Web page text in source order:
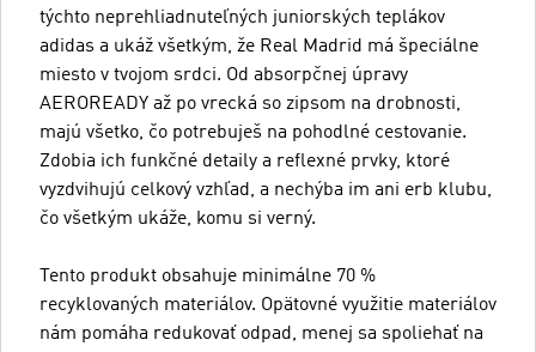
týchto neprehliadnuteľných juniorských teplákov
adidas a ukáž všetkým, že Real Madrid má špeciálne
miesto v tvojom srdci. Od absorpčnej úpravy
AEROREADY až po vrecká so zipsom na drobnosti,
majú všetko, čo potrebuješ na pohodlné cestovanie.
Zdobia ich funkčné detaily a reflexné prvky, ktoré
vyzdvihujú celkový vzhľad, a nechýba im ani erb klubu,
čo všetkým ukáže, komu si verný.
Tento produkt obsahuje minimálne 70 %
recyklovaných materiálov. Opätovné využitie materiálov
nám pomáha redukovať odpad, menej sa spoliehať na